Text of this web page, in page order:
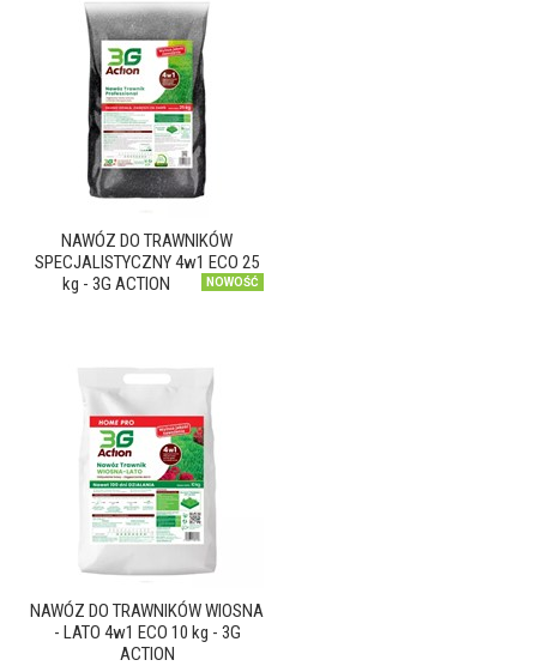
NAWÓZ DO TRAWNIKÓW
SPECJALISTYCZNY 4w1 ECO 25
kg - 3G ACTION
NOWOŚĆ
NAWÓZ DO TRAWNIKÓW WIOSNA
- LATO 4w1 ECO 10 kg - 3G
ACTION